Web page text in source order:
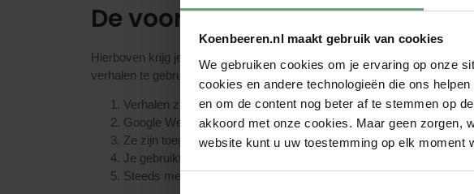
Koenbeeren.nl maakt gebruik van cookies
We gebruiken cookies om je ervaring op onze
cookies en andere technologieën die ons
en om de content nog beter af te stemmen op
akkoord met onze cookies. Maar geen zorgen,
website kunt u uw toestemming op elk moment
De voordelen van Google Web
Hierboven krijg je al een indruk waarom Web Stories uitkomst bieden
verhalen te gebruiken:
Verhalen zijn het interactief en zorgen ervoor dat je boodschap
Google Web Stories zien er veel aantrekkelijker uit dan andere
Ze zijn toegespitst op smartphones en laden in no-time.
Je gebruikt de verhalen dankzij een embedded code ook op
Steeds meer mensen zijn gewend om informatie op deze manier